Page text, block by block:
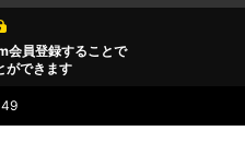
会員登録することで
ができます